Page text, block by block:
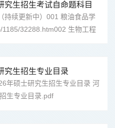
究生招生考试自命题科目
持续更新中）001 粮油食品学
32288.htm002 生物工程
info/1092/18793.htm005
36950.htm006 电气工程学
究生招生专业目录
年硕士研究生招生专业目录 河
生专业目录.pdf